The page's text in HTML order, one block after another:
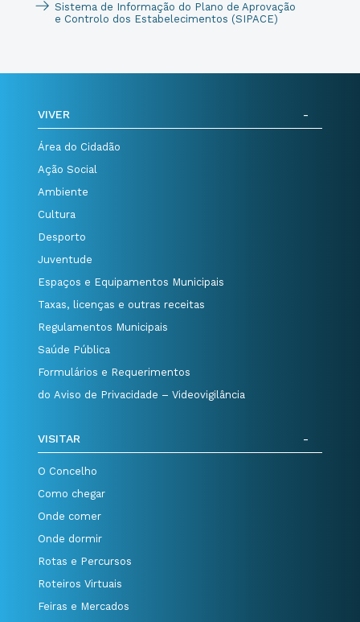
Sistema de Informação do Plano de Aprovação
e Controlo dos Estabelecimentos (SIPACE)
VIVER
Área do Cidadão
Ação Social
Ambiente
Cultura
Desporto
Juventude
Espaços e Equipamentos Municipais
Taxas, licenças e outras receitas
Regulamentos Municipais
Saúde Pública
Formulários e Requerimentos
do Aviso de Privacidade – Videovigilância
VISITAR
O Concelho
Como chegar
Onde comer
Onde dormir
Rotas e Percursos
Roteiros Virtuais
Feiras e Mercados